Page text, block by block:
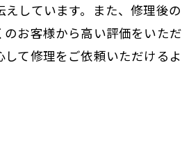
しています。また、修理後
お客様から高い評価をいた
て修理をご依頼いただける